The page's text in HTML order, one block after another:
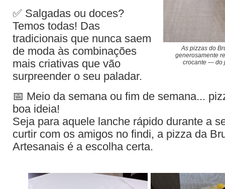
As pizzas do
generosamente
crocante — do
✅ Salgadas ou doces?
Temos todas! Das
tradicionais que nunca saem
de moda às combinações
mais criativas que vão
surpreender o seu paladar.
📅 Meio da semana ou fim de semana...
boa ideia!
Seja para aquele lanche rápido durante a
curtir com os amigos no findi, a pizza da
Artesanais é a escolha certa.